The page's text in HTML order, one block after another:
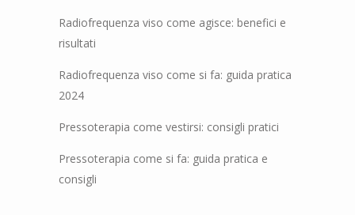
Radiofrequenza viso come agisce: benefici e
risultati
Radiofrequenza viso come si fa: guida pratica
2024
Pressoterapia come vestirsi: consigli pratici
Pressoterapia come si fa: guida pratica e
consigli